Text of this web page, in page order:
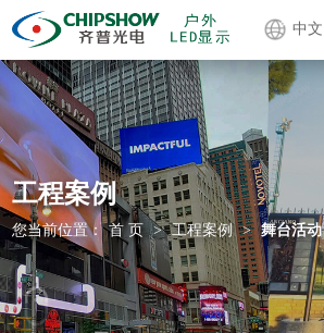
中文
工程案例
您当前位置： 首 页 > 工程案例 > 舞台活动